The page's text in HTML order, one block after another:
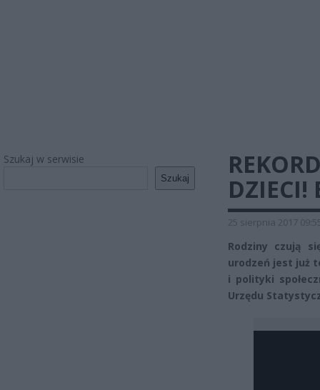
Szukaj w serwisie
Szukaj
DZIECI!
25 sierpnia 2017
Rodziny czują
urodzeń jest już
i polityki
Urzędu